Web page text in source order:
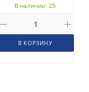
В наличии: 25
В КОРЗИНУ